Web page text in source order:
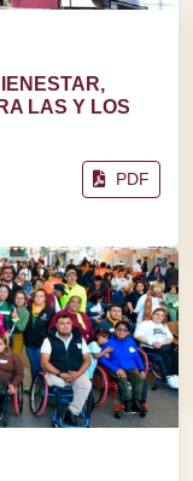
LAS Y LOS
PDF